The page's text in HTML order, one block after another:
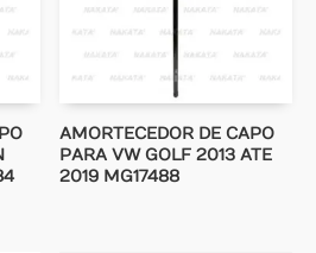
AMORTECEDOR DE CAPO
PARA VW GOLF 2013 ATE
2019 MG17488